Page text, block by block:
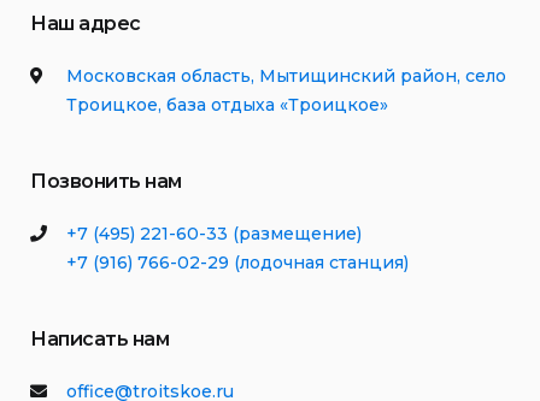
Наш адрес
Московская область, Мытищинский район, село
Троицкое, база отдыха «Троицкое»
Позвонить нам
+7 (495) 221-60-33 (размещение)
+7 (916) 766-02-29 (лодочная станция)
Написать нам
office@troitskoe.ru